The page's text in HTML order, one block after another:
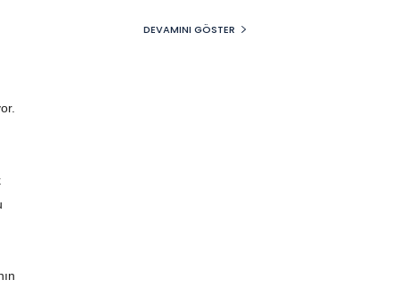
DEVAMINI GÖSTER